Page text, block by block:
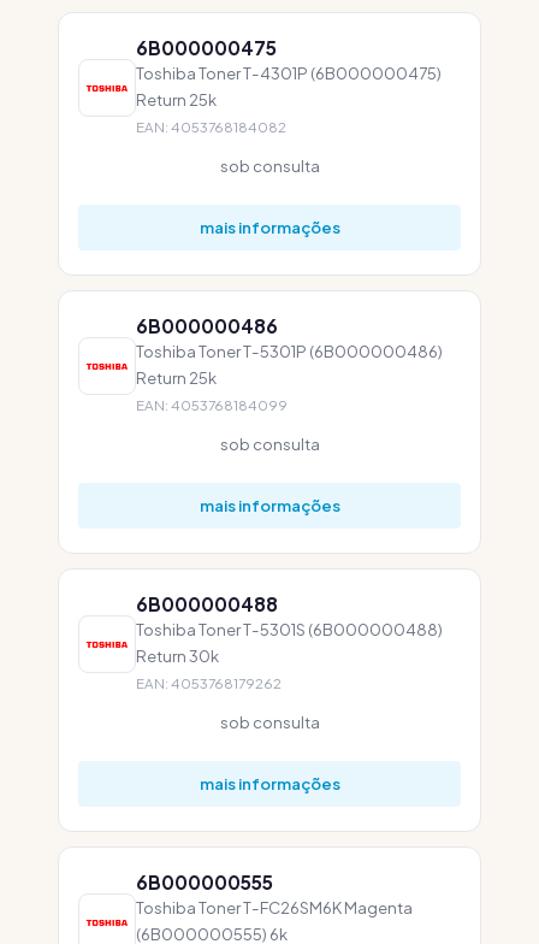
6B000000475
Toshiba Toner T-4301P (6B000000475)
Return 25k
EAN: 4053768184082
sob consulta
mais informações
6B000000486
Toshiba Toner T-5301P (6B000000486)
Return 25k
EAN: 4053768184099
sob consulta
mais informações
6B000000488
Toshiba Toner T-5301S (6B000000488)
Return 30k
EAN: 4053768179262
sob consulta
mais informações
6B000000555
Toshiba Toner T-FC26SM6K Magenta
(6B000000555) 6k